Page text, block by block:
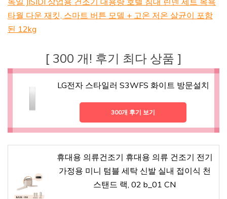
타월 다운 재킷, 스마트 버튼 모델 + 고온 저온 살균이 포함
된 12kg
[ 300 개! 후기 최다 상품 ]
LG전자 스타일러 S3WFS 화이트 방문설치
300개 후기 보기
휴대용 의류건조기 휴대용 의류 건조기 전기
가정용 미니 텀블 세탁 신발 실내 접이식 천
스탠드 랙, 02 b_01 CN